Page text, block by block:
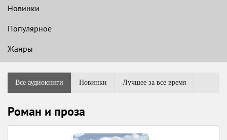
Новинки
Популярное
Жанры
Все аудиокниги Новинки Лучшее за все время
Роман и проза